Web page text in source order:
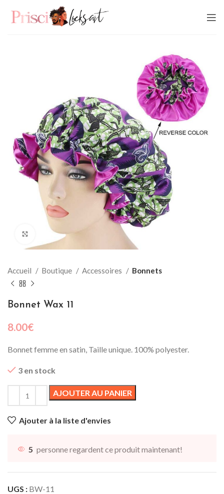
Cliquez pour agrandir
Accueil Boutique Accessoires Bonnets
Bonnet Wax 11
8.00€
Bonnet femme en satin, Taille unique. 100% polyester.
3 en stock
AJOUTER AU PANIER
Ajouter à la liste d'envies
5 personne regardent ce produit maintenant!
UGS : BW-11